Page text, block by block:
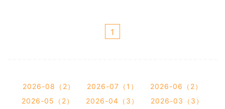
1
2026-08（2） 2026-07（1）
2026-06（2）
2026-05（2）
2026-04（3）
2026-03（3）